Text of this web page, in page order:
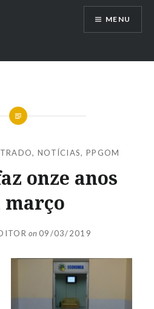
MENU
, NOTÍCIAS, PPGOM
onze anos
março
on09/03/2019